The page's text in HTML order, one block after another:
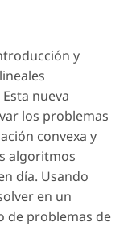
y
nueva
los problemas
convexa y
algoritmos
día. Usando
en un
de problemas de